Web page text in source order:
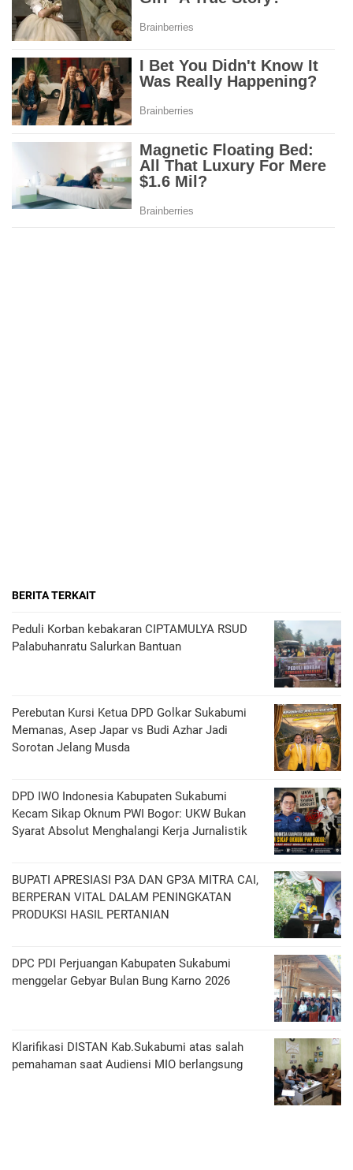
BERITA TERKAIT
Peduli Korban kebakaran CIPTAMULYA RSUD
Palabuhanratu Salurkan Bantuan
Perebutan Kursi Ketua DPD Golkar Sukabumi
Memanas, Asep Japar vs Budi Azhar Jadi
Sorotan Jelang Musda
DPD IWO Indonesia Kabupaten Sukabumi
Kecam Sikap Oknum PWI Bogor: UKW Bukan
Syarat Absolut Menghalangi Kerja Jurnalistik
BUPATI APRESIASI P3A DAN GP3A MITRA CAI,
BERPERAN VITAL DALAM PENINGKATAN
PRODUKSI HASIL PERTANIAN
DPC PDI Perjuangan Kabupaten Sukabumi
menggelar Gebyar Bulan Bung Karno 2026
Klarifikasi DISTAN Kab.Sukabumi atas salah
pemahaman saat Audiensi MIO berlangsung